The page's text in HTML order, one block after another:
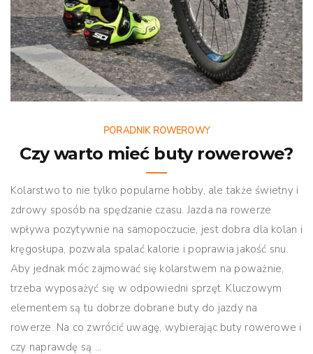
PORADNIK ROWEROWY
Czy warto mieć buty rowerowe?
Kolarstwo to nie tylko popularne hobby, ale także świetny i
zdrowy sposób na spędzanie czasu. Jazda na rowerze
wpływa pozytywnie na samopoczucie, jest dobra dla kolan i
kręgosłupa, pozwala spalać kalorie i poprawia jakość snu.
Aby jednak móc zajmować się kolarstwem na poważnie,
trzeba wyposażyć się w odpowiedni sprzęt. Kluczowym
elementem są tu dobrze dobrane buty do jazdy na
rowerze. Na co zwrócić uwagę, wybierając buty rowerowe i
czy naprawdę są ...